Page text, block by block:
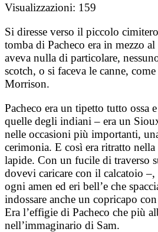
Visualizzazioni: 159
Si diresse verso il piccolo
tomba di Pacheco era in mezzo
aveva nulla di particolare,
scotch, o si faceva le canne,
Morrison.
Pacheco era un tipetto tutto ossa
quelle degli indiani – era un
nelle occasioni più importanti,
cerimonia. E così era ritratto
lapide. Con un fucile di traverso
dovevi caricare con il calcatoio –,
ogni amen ed eri bell’e che
indossare anche un copricapo
Era l’effigie di Pacheco che più
nell’immaginario di Sam.